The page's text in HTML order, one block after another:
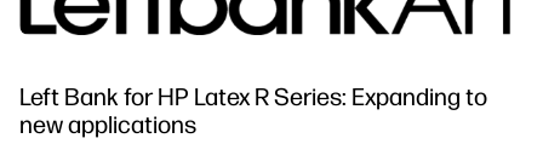
Left Bank for HP Latex R Series: Expanding to
new applications